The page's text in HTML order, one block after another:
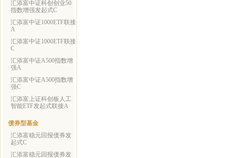
汇添富中证科创创业50
指数增强发起式C
汇添富中证1000ETF联接
A
汇添富中证1000ETF联接
C
汇添富中证A500指数增
强A
汇添富中证A500指数增
强C
汇添富上证科创板人工
智能ETF发起式联接A
债券型基金
汇添富稳元回报债券发
起式C
汇添富稳元回报债券发